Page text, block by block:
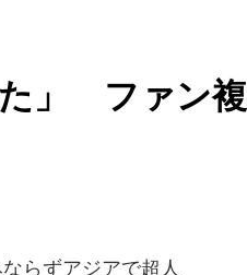
た」 ファン複
らずアジアで超人